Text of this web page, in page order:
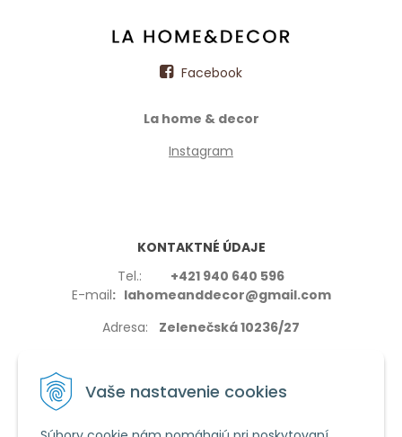
Vaše nastavenie cookies
Facebook
La home & decor
Instagram
KONTAKTNÉ ÚDAJE
Tel.: +421 940 640 596
E-mail: lahomeanddecor@gmail.com
Adresa: Zelenečská 10236/27